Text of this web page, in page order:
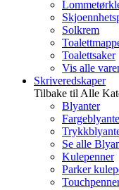
Solkrem
Toalettsaker
Vis alle
Skriveredskaper
Tilbake til Alle
Blyanter
Se alle
Kulepenner
Parker